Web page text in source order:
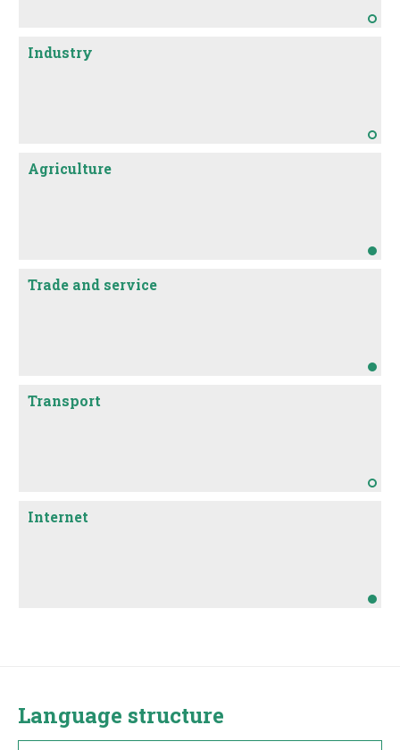
Industry
Agriculture
Trade and service
Transport
Internet
Language structure